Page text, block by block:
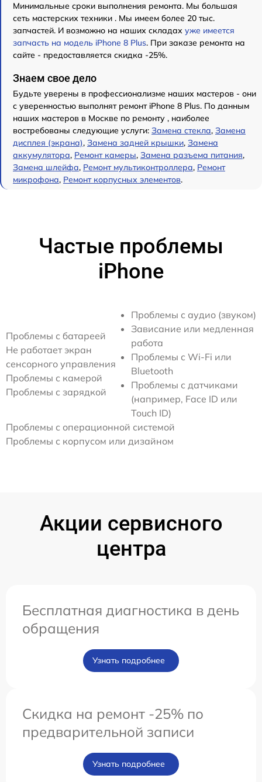
Минимальные сроки выполнения ремонта. Мы большая
сеть мастерских техники . Мы имеем более 20 тыс.
запчастей. И возможно на наших складах уже имеется
запчасть на модель iPhone 8 Plus. При заказе ремонта на
сайте - предоставляется скидка -25%.
Знаем свое дело
Будьте уверены в профессионализме наших мастеров - они
с уверенностью выполнят ремонт iPhone 8 Plus. По данным
наших мастеров в Москве по ремонту , наиболее
востребованы следующие услуги: Замена стекла, Замена
дисплея (экрана), Замена задней крышки, Замена
аккумулятора, Ремонт камеры, Замена разъема питания,
Замена шлейфа, Ремонт мультиконтроллера, Ремонт
микрофона, Ремонт корпусных элементов.
Частые проблемы
iPhone
Проблемы с батареей
Не работает экран
сенсорного управления
Проблемы с камерой
Проблемы с зарядкой
Проблемы с аудио (звуком)
Зависание или медленная
работа
Проблемы с Wi-Fi или
Bluetooth
Проблемы с датчиками
(например, Face ID или
Touch ID)
Проблемы с операционной системой
Проблемы с корпусом или дизайном
Акции сервисного
центра
Бесплатная диагностика в день
обращения
Узнать подробнее
Скидка на ремонт -25% по
предварительной записи
Узнать подробнее